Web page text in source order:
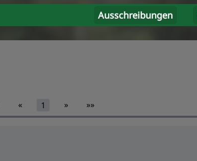
Ausschreibungen
« 1 » »»